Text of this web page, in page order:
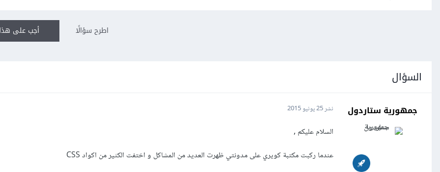
أجب على اطرح سؤالًا
السؤال
جمهورية ستاردول نشر25 يونيو 2015
السلام عليكم ,
عندما ركبت مكتبة كويري على مدونتي ظهرت العديد من المشاكل و اختفت الكثير من اكواد CSS